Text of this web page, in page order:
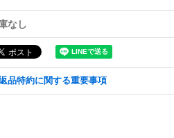
なし
品特約に関する重要事項